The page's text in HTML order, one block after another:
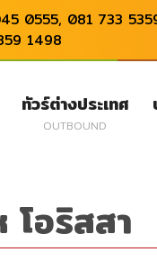
0555, 081 733
1498
ทัวร์ต่างประเทศ
OUTBOUND
อริสสา